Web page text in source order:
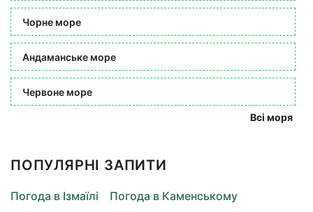
Чорне море
Андаманське море
Червоне море
Всі моря
ПОПУЛЯРНІ ЗАПИТИ
Погода в Ізмаїлі
Погода в Каменському